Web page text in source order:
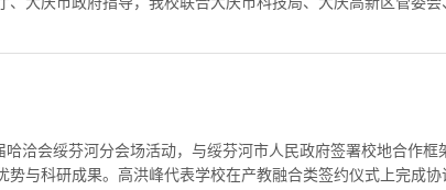
洽会绥芬河分会场活动，与绥芬河市人民政府签署校地合作
与科研成果。高洪峰代表学校在产教融合类签约仪式上完成